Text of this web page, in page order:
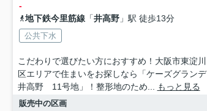
-
地下鉄今里筋線「井高野」駅 徒歩13分
公共下水
こだわりで選びたい方におすすめ！大阪市東淀川
区エリアで住まいをお探しなら「ケーズグランデ
井高野 11号地」！整形地のため...
もっと見る
販売中の区画